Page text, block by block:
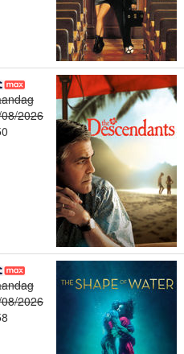
2026
2026